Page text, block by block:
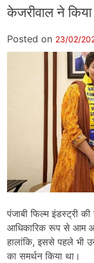
केजरीवाल ने
Posted on 23/02/
पंजाबी फिल्म इंडस्ट्री की
आधिकारिक रूप से आम
हालांकि, इससे पहले भी
का समर्थन किया था।